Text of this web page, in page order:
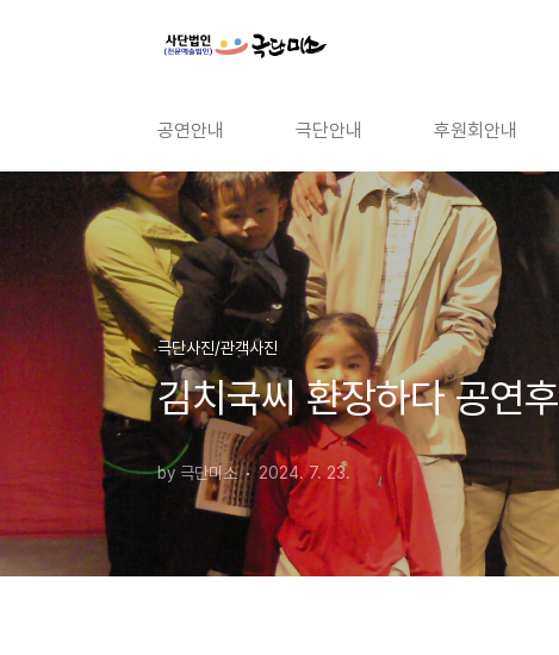
공연안내 극단안내 후원회안내
극단사진/관객사진
김치국씨 환장하다 공연후
by 극단미소 2024. 7. 23.